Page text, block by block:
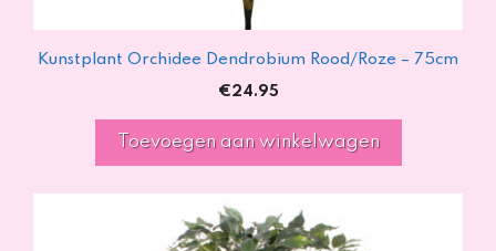
Kunstplant Orchidee Dendrobium Rood/Roze – 75cm
€24.95
Toevoegen aan winkelwagen